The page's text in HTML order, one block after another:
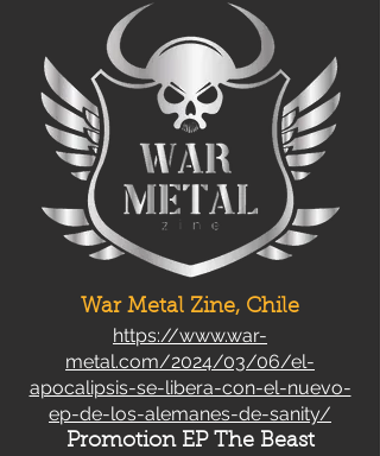
War Metal Zine, Chile
https://www.war-
metal.com/2024/03/06/el-
apocalipsis-se-libera-con-el-nuevo-
ep-de-los-alemanes-de-sanity/
Promotion EP The Beast